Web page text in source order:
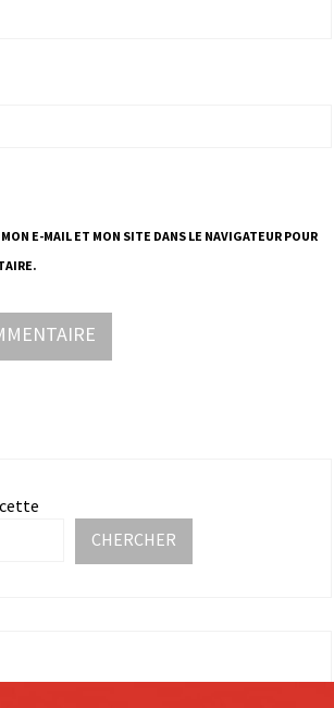
E-MAIL ET MON SITE DANS LE NAVIGATEUR POUR
CHERCHER